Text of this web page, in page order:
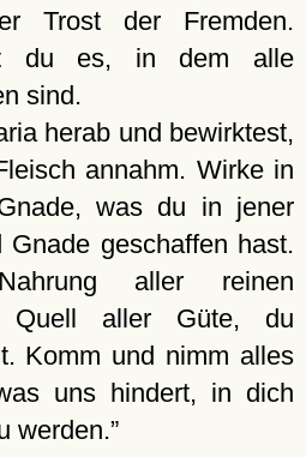
Trost der Fremden.
du es, in dem alle
sind.
herab und bewirktest,
annahm. Wirke in
was du in jener
Gnade geschaffen hast.
aller reinen
Quell aller Güte, du
Komm und nimm alles
uns hindert, in dich
werden.